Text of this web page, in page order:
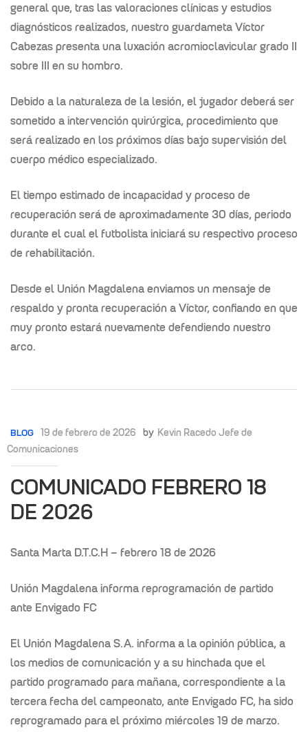
general que, tras las valoraciones clínicas y estudios
diagnósticos realizados, nuestro guardameta Víctor
Cabezas presenta una luxación acromioclavicular grado II
sobre III en su hombro.
Debido a la naturaleza de la lesión, el jugador deberá ser
sometido a intervención quirúrgica, procedimiento que
será realizado en los próximos días bajo supervisión del
cuerpo médico especializado.
El tiempo estimado de incapacidad y proceso de
recuperación será de aproximadamente 30 días, periodo
durante el cual el futbolista iniciará su respectivo proceso
de rehabilitación.
Desde el Unión Magdalena enviamos un mensaje de
respaldo y pronta recuperación a Víctor, confiando en que
muy pronto estará nuevamente defendiendo nuestro
arco.
BLOG 19 de febrero de 2026 by Kevin Racedo Jefe de
Comunicaciones
COMUNICADO FEBRERO 18
DE 2026
Santa Marta D.T.C.H – febrero 18 de 2026
Unión Magdalena informa reprogramación de partido
ante Envigado FC
El Unión Magdalena S.A. informa a la opinión pública, a
los medios de comunicación y a su hinchada que el
partido programado para mañana, correspondiente a la
tercera fecha del campeonato, ante Envigado FC, ha sido
reprogramado para el próximo miércoles 19 de marzo.